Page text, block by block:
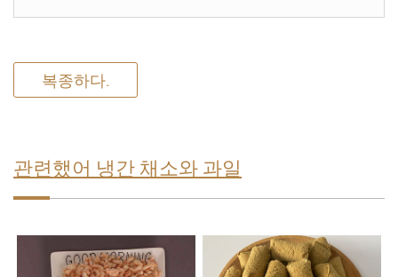
복종하다.
관련했어 냉간 채소와 과일